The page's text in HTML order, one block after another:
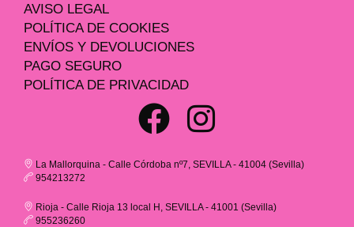
AVISO LEGAL
POLÍTICA DE COOKIES
ENVÍOS Y DEVOLUCIONES
PAGO SEGURO
POLÍTICA DE PRIVACIDAD
La Mallorquina - Calle Córdoba nº7, SEVILLA - 41004 (Sevilla)
954213272
Rioja - Calle Rioja 13 local H, SEVILLA - 41001 (Sevilla)
955236260